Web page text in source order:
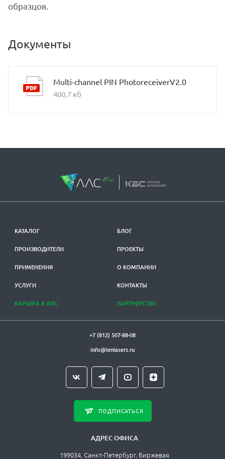
образцов.
Документы
Multi-channel PIN PhotoreceiverV2.0
400,7 кб
КАТАЛОГ
ПРОИЗВОДИТЕЛИ
ПРИМЕНЕНИЯ
УСЛУГИ
КАРЬЕРА В ЛЛС
БЛОГ
ПРОЕКТЫ
О КОМПАНИИ
КОНТАКТЫ
ПАРТНЕРСТВО
+7 (812) 507-88-08
info@lenlasers.ru
ПОДПИСАТЬСЯ
АДРЕС ОФИСА
199034, Санкт-Петербург, Биржевая